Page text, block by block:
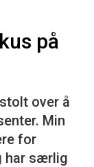
på
over å
Min
for
har særlig